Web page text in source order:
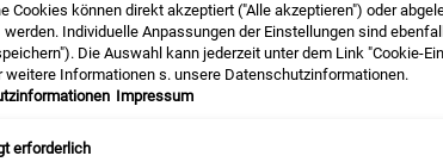
Eye Treatment with
Calendula
Cookies können direkt akzeptiert ("Alle akzeptieren") oder
Individuelle Anpassungen der Einstellungen sind
Die Auswahl kann jederzeit unter dem Link "Cookie-
weitere Informationen s. unsere Datenschutzinformationen.
Impressum
erforderlich